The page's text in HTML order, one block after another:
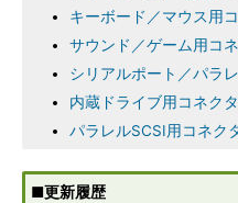
キーボード／マウス用
サウンド／ゲーム用コ
シリアルポート／パラ
内蔵ドライブ用コネクタ
パラレルSCSI用コネク
■更新履歴